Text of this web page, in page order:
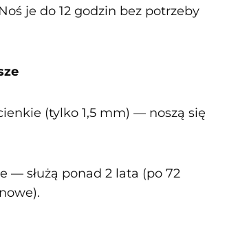
je do 12 godzin bez potrzeby
(tylko 1,5 mm) — noszą się
— służą ponad 2 lata (po 72